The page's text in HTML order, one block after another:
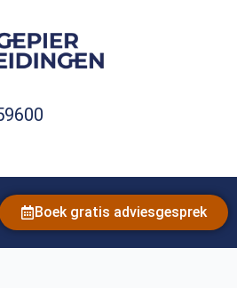
Boek gratis adviesgesprek